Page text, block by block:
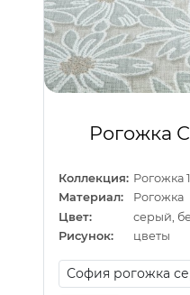
Рогожка
Коллекция: Рогожка
Материал:
Рогожка
Цвет:
серый,
Рисунок:
цветы